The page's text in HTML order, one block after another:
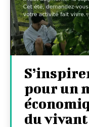
pour un
du